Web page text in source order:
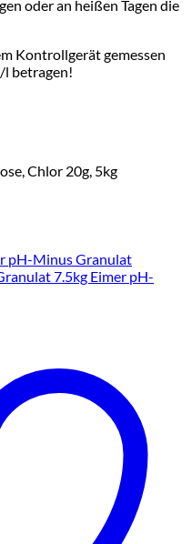
oder an heißen Tagen die
Kontrollgerät gemessen
l betragen!
Chlor 20g, 5kg